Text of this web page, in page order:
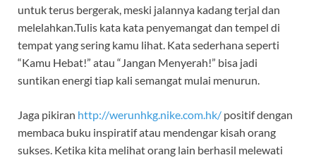
untuk terus bergerak, meski jalannya kadang terjal dan
melelahkan.Tulis kata kata penyemangat dan tempel di
tempat yang sering kamu lihat. Kata sederhana seperti
“Kamu Hebat!” atau “Jangan Menyerah!” bisa jadi
suntikan energi tiap kali semangat mulai menurun.
Jaga pikiran http://werunhkg.nike.com.hk/ positif dengan
membaca buku inspiratif atau mendengar kisah orang
sukses. Ketika kita melihat orang lain berhasil melewati